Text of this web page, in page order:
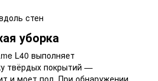
уборка
L40 выполняет
твёрдых покрытий —
и моет пол. При обнаружении